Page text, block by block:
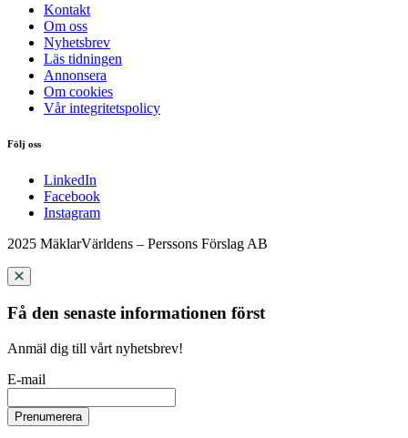
Kontakt
Om oss
Nyhetsbrev
Läs tidningen
Annonsera
Om cookies
Vår integritetspolicy
Följ oss
LinkedIn
Facebook
Instagram
2025 MäklarVärldens – Perssons Förslag AB
Få den senaste informationen först
Anmäl dig till vårt nyhetsbrev!
E-mail
Prenumerera